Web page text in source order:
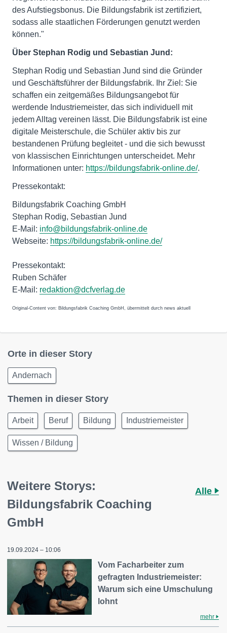
des Aufstiegsbonus. Die Bildungsfabrik ist zertifiziert,
sodass alle staatlichen Förderungen genutzt werden
können."
Über Stephan Rodig und Sebastian Jund:
Stephan Rodig und Sebastian Jund sind die Gründer
und Geschäftsführer der Bildungsfabrik. Ihr Ziel: Sie
schaffen ein zeitgemäßes Bildungsangebot für
werdende Industriemeister, das sich individuell mit
jedem Alltag vereinen lässt. Die Bildungsfabrik ist eine
digitale Meisterschule, die Schüler aktiv bis zur
bestandenen Prüfung begleitet - und die sich bewusst
von klassischen Einrichtungen unterscheidet. Mehr
Informationen unter: https://bildungsfabrik-online.de/.
Pressekontakt:
Bildungsfabrik Coaching GmbH
Stephan Rodig, Sebastian Jund
E-Mail: info@bildungsfabrik-online.de
Webseite: https://bildungsfabrik-online.de/
Pressekontakt:
Ruben Schäfer
E-Mail: redaktion@dcfverlag.de
Original-Content von: Bildungsfabrik Coaching GmbH, übermittelt durch news aktuell
Orte in dieser Story
Andernach
Themen in dieser Story
Arbeit Beruf Bildung Industriemeister
Wissen / Bildung
Weitere Storys:
Bildungsfabrik Coaching
GmbH
Alle
19.09.2024 – 10:06
Vom Facharbeiter zum
gefragten Industriemeister:
Warum sich eine Umschulung
lohnt
mehr